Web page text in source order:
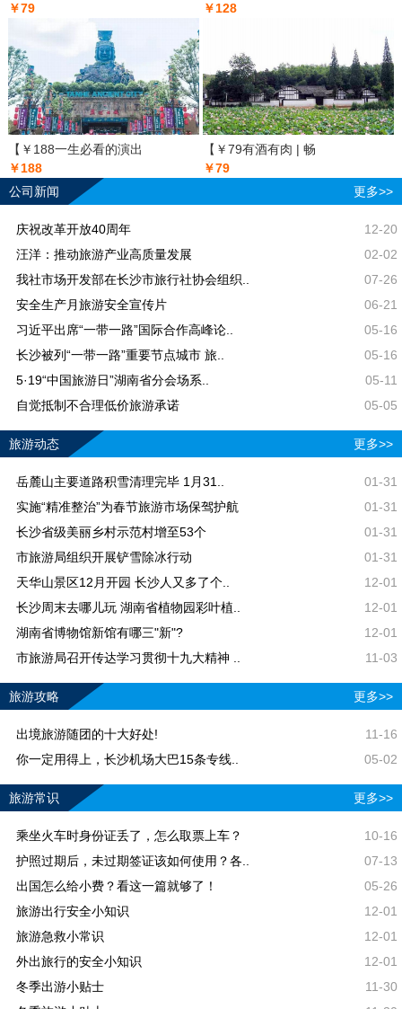
￥79
￥128
【￥188一生必看的演出
￥188
【￥79有酒有肉 | 畅
￥79
公司新闻
更多>>
庆祝改革开放40周年
12-20
汪洋：推动旅游产业高质量发展
02-02
我社市场开发部在长沙市旅行社协会组织..
07-26
安全生产月旅游安全宣传片
06-21
习近平出席“一带一路”国际合作高峰论..
05-16
长沙被列“一带一路”重要节点城市 旅..
05-16
5·19“中国旅游日”湖南省分会场系..
05-11
自觉抵制不合理低价旅游承诺
05-05
旅游动态 更多>>
岳麓山主要道路积雪清理完毕 1月31..
01-31
实施“精准整治”为春节旅游市场保驾护航
01-31
长沙省级美丽乡村示范村增至53个
01-31
市旅游局组织开展铲雪除冰行动
01-31
天华山景区12月开园 长沙人又多了个..
12-01
长沙周末去哪儿玩 湖南省植物园彩叶植..
12-01
湖南省博物馆新馆有哪三"新"?
12-01
市旅游局召开传达学习贯彻十九大精神 ..
11-03
旅游攻略 更多>>
出境旅游随团的十大好处!
11-16
你一定用得上，长沙机场大巴15条专线..
05-02
旅游常识 更多>>
乘坐火车时身份证丢了，怎么取票上车？
10-16
护照过期后，未过期签证该如何使用？各..
07-13
出国怎么给小费？看这一篇就够了！
05-26
旅游出行安全小知识
12-01
旅游急救小常识
12-01
外出旅行的安全小知识
12-01
冬季出游小贴士
11-30